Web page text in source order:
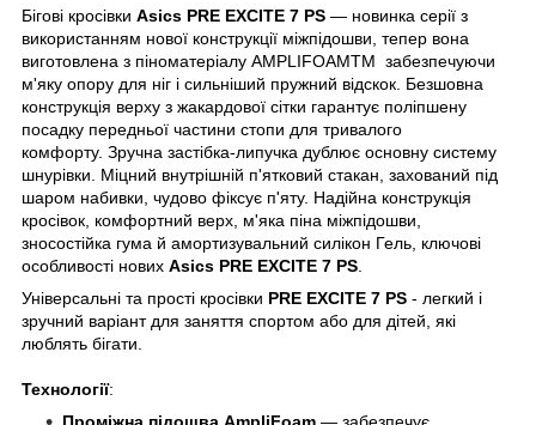
Бігові кросівки Asics PRE EXCITE 7 PS — новинка серії з
використанням нової конструкції міжпідошви, тепер вона
виготовлена з піноматеріалу AMPLIFOAMTM забезпечуючи
м'яку опору для ніг і сильніший пружний відскок. Безшовна
конструкція верху з жакардової сітки гарантує поліпшену
посадку передньої частини стопи для тривалого
комфорту. Зручна застібка-липучка дублює основну систему
шнурівки. Міцний внутрішній п'ятковий стакан, захований під
шаром набивки, чудово фіксує п'яту. Надійна конструкція
кросівок, комфортний верх, м'яка піна міжпідошви,
зносостійка гума й амортизувальний силікон Гель, ключові
особливості нових Asics PRE EXCITE 7 PS
Універсальні та прості кросівки PRE EXCITE 7 PS - легкий і
зручний варіант для заняття спортом або для дітей, які
люблять бігати.
Технології:
Проміжна підошва AmpliFoam — забезпечує